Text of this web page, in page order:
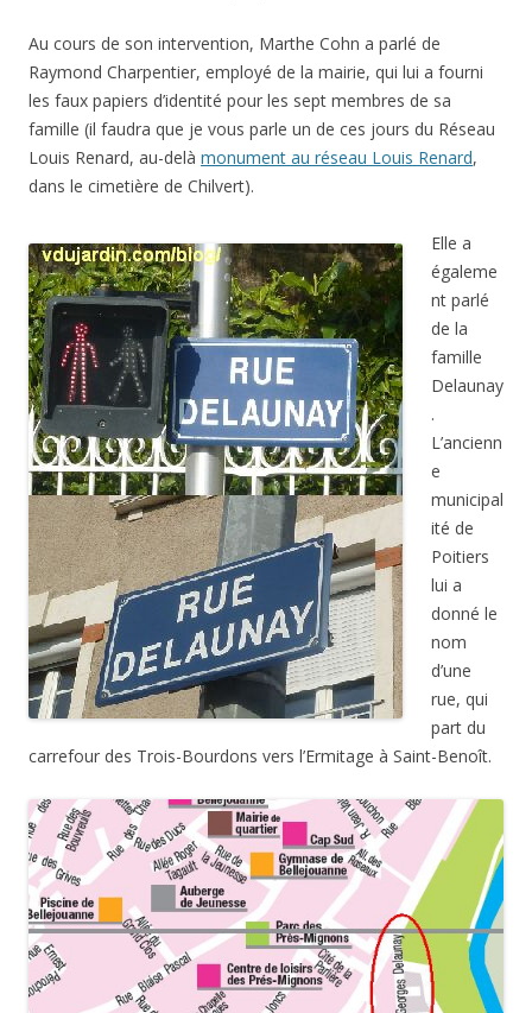
Au cours de son intervention, Marthe Cohn a parlé de
Raymond Charpentier, employé de la mairie, qui lui a fourni
les faux papiers d’identité pour les sept membres de sa
famille (il faudra que je vous parle un de ces jours du Réseau
Louis Renard, au-delà monument au réseau Louis Renard,
dans le cimetière de Chilvert).
Elle a
égaleme
nt parlé
de la
famille
Delaunay
.
L’ancienn
e
municipal
ité de
Poitiers
lui a
donné le
nom
d’une
rue, qui
part du
carrefour des Trois-Bourdons vers l’Ermitage à Saint-Benoît.